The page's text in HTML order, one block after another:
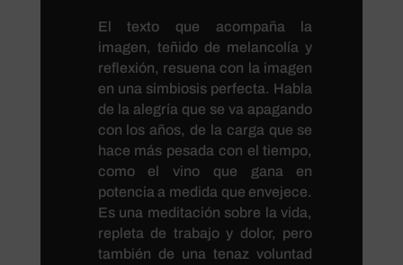
El texto que acompaña la
imagen, teñido de melancolía y
reflexión, resuena con la imagen
en una simbiosis perfecta. Habla
de la alegría que se va apagando
con los años, de la carga que se
hace más pesada con el tiempo,
como el vino que gana en
potencia a medida que envejece.
Es una meditación sobre la vida,
repleta de trabajo y dolor, pero
también de una tenaz voluntad